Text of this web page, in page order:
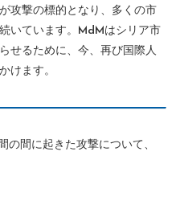
攻撃の標的となり、多くの市
いています。MdMはシリア市
せるために、今、再び国際人
けます。
の間に起きた攻撃について、